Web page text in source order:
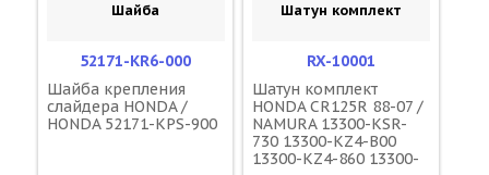
Шайба
52171-KR6-000
Шайба крепления
слайдера HONDA /
HONDA 52171-KPS-900
Шатун комплект
RX-10001
Шатун комплект
HONDA CR125R 88-07 /
NAMURA 13300-KSR-
730 13300-KZ4-B00
13300-KZ4-860 13300-